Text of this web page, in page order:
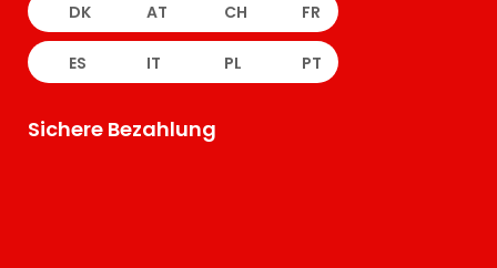
DK AT CH FR
ES IT PL PT
Sichere Bezahlung